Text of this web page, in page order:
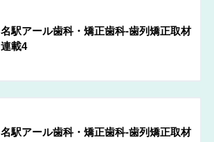
名駅アール歯科・矯正歯科-歯列矯正取材
連載4
名駅アール歯科・矯正歯科-歯列矯正取材